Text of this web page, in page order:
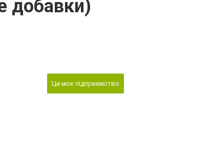
добавки)
Це моє підприємство